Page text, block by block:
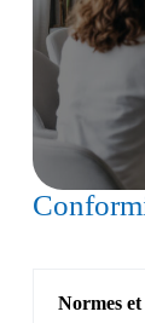
Normes